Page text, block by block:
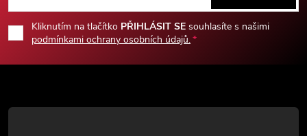
p
a
Kliknutím na tlačítko PŘIHLÁSIT SE souhlasíte s našimi
podmínkami ochrany osobních údajů.